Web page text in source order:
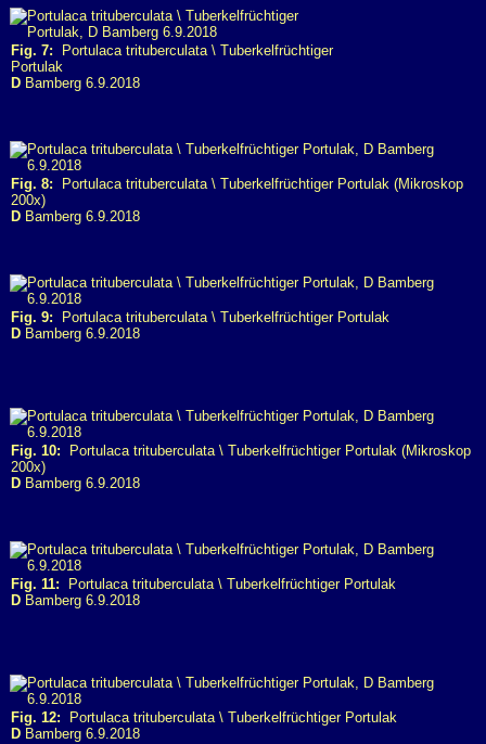
Fig. 7: Portulaca trituberculata \ Tuberkelfrüchtiger
Portulak
D Bamberg 6.9.2018
Fig. 8: Portulaca trituberculata \ Tuberkelfrüchtiger Portulak (Mikroskop
200x)
D Bamberg 6.9.2018
Fig. 9: Portulaca trituberculata \ Tuberkelfrüchtiger Portulak
D Bamberg 6.9.2018
Fig. 10: Portulaca trituberculata \ Tuberkelfrüchtiger Portulak (Mikroskop
200x)
D Bamberg 6.9.2018
Fig. 11: Portulaca trituberculata \ Tuberkelfrüchtiger Portulak
D Bamberg 6.9.2018
Fig. 12: Portulaca trituberculata \ Tuberkelfrüchtiger Portulak
D Bamberg 6.9.2018